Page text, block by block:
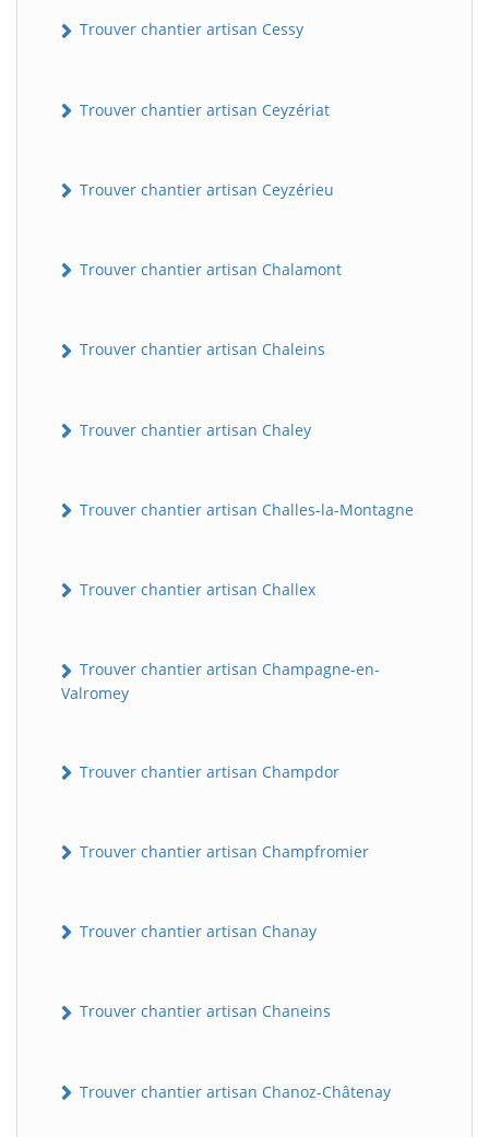
Trouver chantier artisan Cessy
Trouver chantier artisan Ceyzériat
Trouver chantier artisan Ceyzérieu
Trouver chantier artisan Chalamont
Trouver chantier artisan Chaleins
Trouver chantier artisan Chaley
Trouver chantier artisan Challes-la-Montagne
Trouver chantier artisan Challex
Trouver chantier artisan Champagne-en-
Valromey
Trouver chantier artisan Champdor
Trouver chantier artisan Champfromier
Trouver chantier artisan Chanay
Trouver chantier artisan Chaneins
Trouver chantier artisan Chanoz-Châtenay